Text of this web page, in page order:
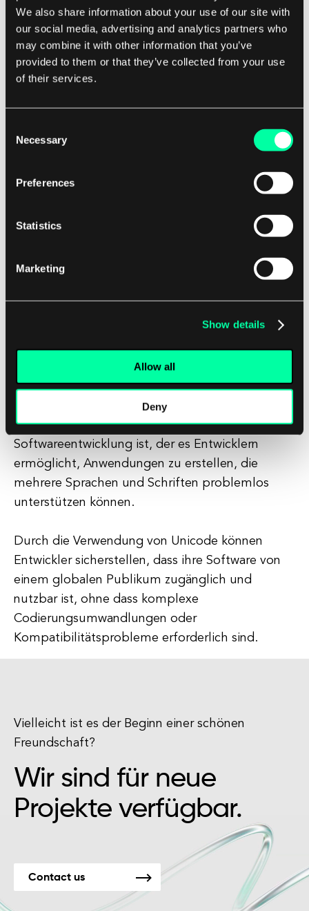
We also share information about your use of our site with
our social media, advertising and analytics partners who
may combine it with other information that you’ve
provided to them or that they’ve collected from your use
of their services.
Selection
Necessary
Preferences
Statistics
Marketing
Show details
Allow all
Deny
bei der Arbeit mit Unicode konfrontiert werden
können.
Ein häufiges Problem sind potenzielle
Schriftarten-Rendering-Probleme, insbesondere
werden. Eine weitere Herausforderung sind die
die mit der Verwendung von Unicode verbunden
sind, da jedes Zeichen in der Regel mehr Platz
Dennoch überwiegen die Vorteile der
Fazit
Zusammenfassend lässt sich sagen, dass Unicode
ein entscheidender Standard für die
Softwareentwicklung ist, der es Entwicklern
ermöglicht, Anwendungen zu erstellen, die
mehrere Sprachen und Schriften problemlos
unterstützen können.
Durch die Verwendung von Unicode können
Entwickler sicherstellen, dass ihre Software von
einem globalen Publikum zugänglich und
nutzbar ist, ohne dass komplexe
Codierungsumwandlungen oder
Kompatibilitätsprobleme erforderlich sind.
Vielleicht ist es der Beginn einer schönen
Freundschaft?
Wir sind für neue
Projekte verfügbar.
Contact us